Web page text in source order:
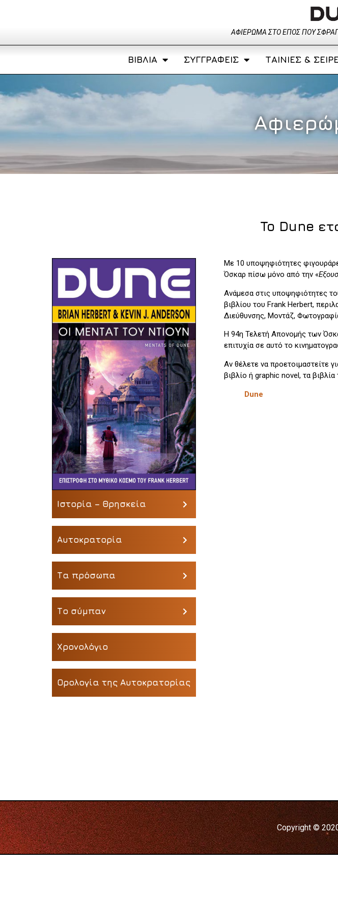
ΑΦΙΈΡΩΜΑ ΣΤΟ ΈΠΟΣ ΠΟΥ
ΒΙΒΛΊΑ ΣΥΓΓΡΑΦΕΊΣ ΤΑΙΝΊΕΣ &
Ιστορία – Θρησκεία
Αυτοκρατορία
Τα πρόσωπα
Το σύμπαν
Χρονολόγιο
Ορολογία της Αυτοκρατορίας
To Dune
Με 10 υποψηφιότητες
Όσκαρ πίσω μόνο από την «
Ανάμεσα στις υποψηφιότητες
βιβλίου του Frank Herbert,
Διεύθυνσης, Μοντάζ,
Η 94η Τελετή Απονομής των
επιτυχία σε αυτό το
Αν θέλετε να προετοιμαστείτε
βιβλίο ή graphic novel, τα
Dune
Copyright ©